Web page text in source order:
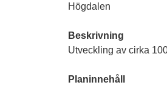
Högdalen
Beskrivning
Utveckling av cirka
Planinnehåll